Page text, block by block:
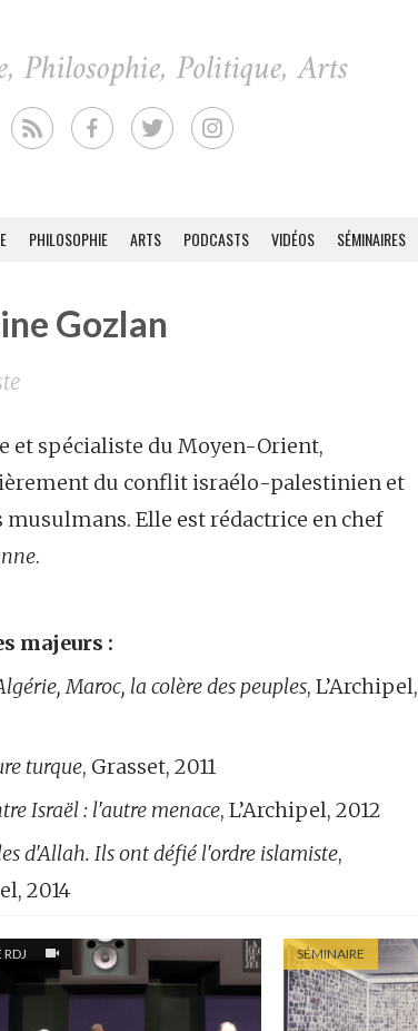
PHILOSOPHIE ARTS PODCASTS VIDÉOS SÉMINAIRES
Gozlan
et spécialiste du Moyen-Orient,
du conflit israélo-palestinien et
musulmans. Elle est rédactrice en chef
.
majeurs :
Maroc, la colère des peuples, L’Archipel,
turque, Grasset, 2011
Israël: l'autre menace, L’Archipel, 2012
d'Allah. Ils ont défié l'ordre islamiste,
2014
RDJ SÉMINAIRE